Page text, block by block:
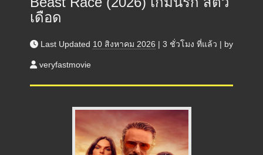
เดือด
Last Updated 10 สิงหาคม 2026 | 3 ชั่วโมง ที่แล้ว | by
veryfastmovie